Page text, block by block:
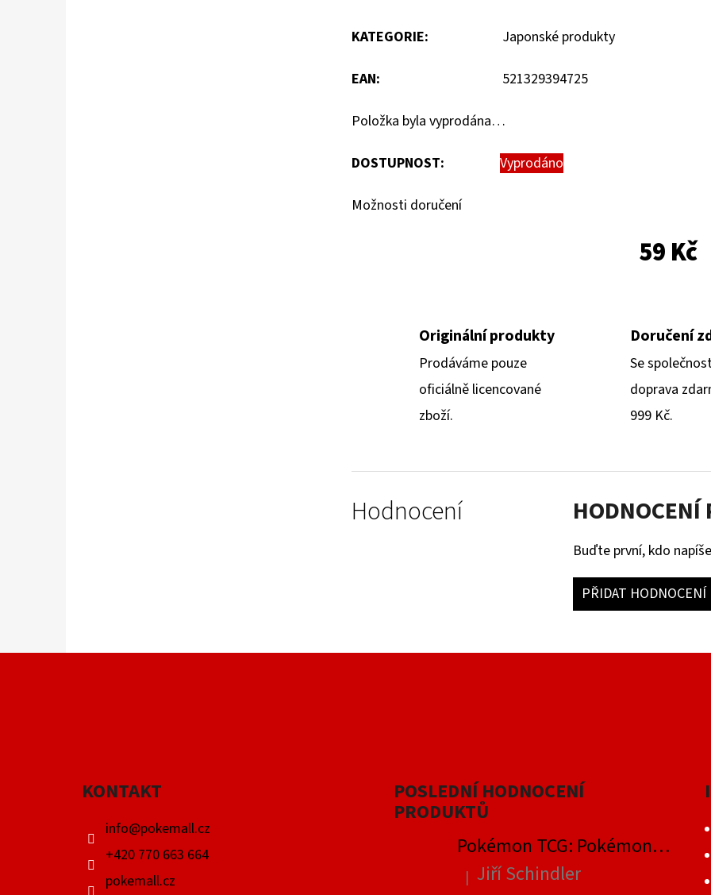
KATEGORIE: Japonské produkty
EAN: 521329394725
Položka byla vyprodána…
DOSTUPNOST: Vyprodáno
Možnosti doručení
59 Kč
Originální produkty
Prodáváme pouze
oficiálně licencované
zboží.
Doručení
Se
doprava
999 Kč.
Hodnocení HODNOCENÍ
Buďte první, kdo
PŘIDAT HODNOCENÍ
KONTAKT
info@pokemall.cz
+420 770 663 664
pokemall.cz
POSLEDNÍ HODNOCENÍ
PRODUKTŮ
Pokémon TCG: Pokémon GO Elite Trainer Box
Hodnocení produktu je 5 z 5 hvězdiček.
| Jiří Schindler